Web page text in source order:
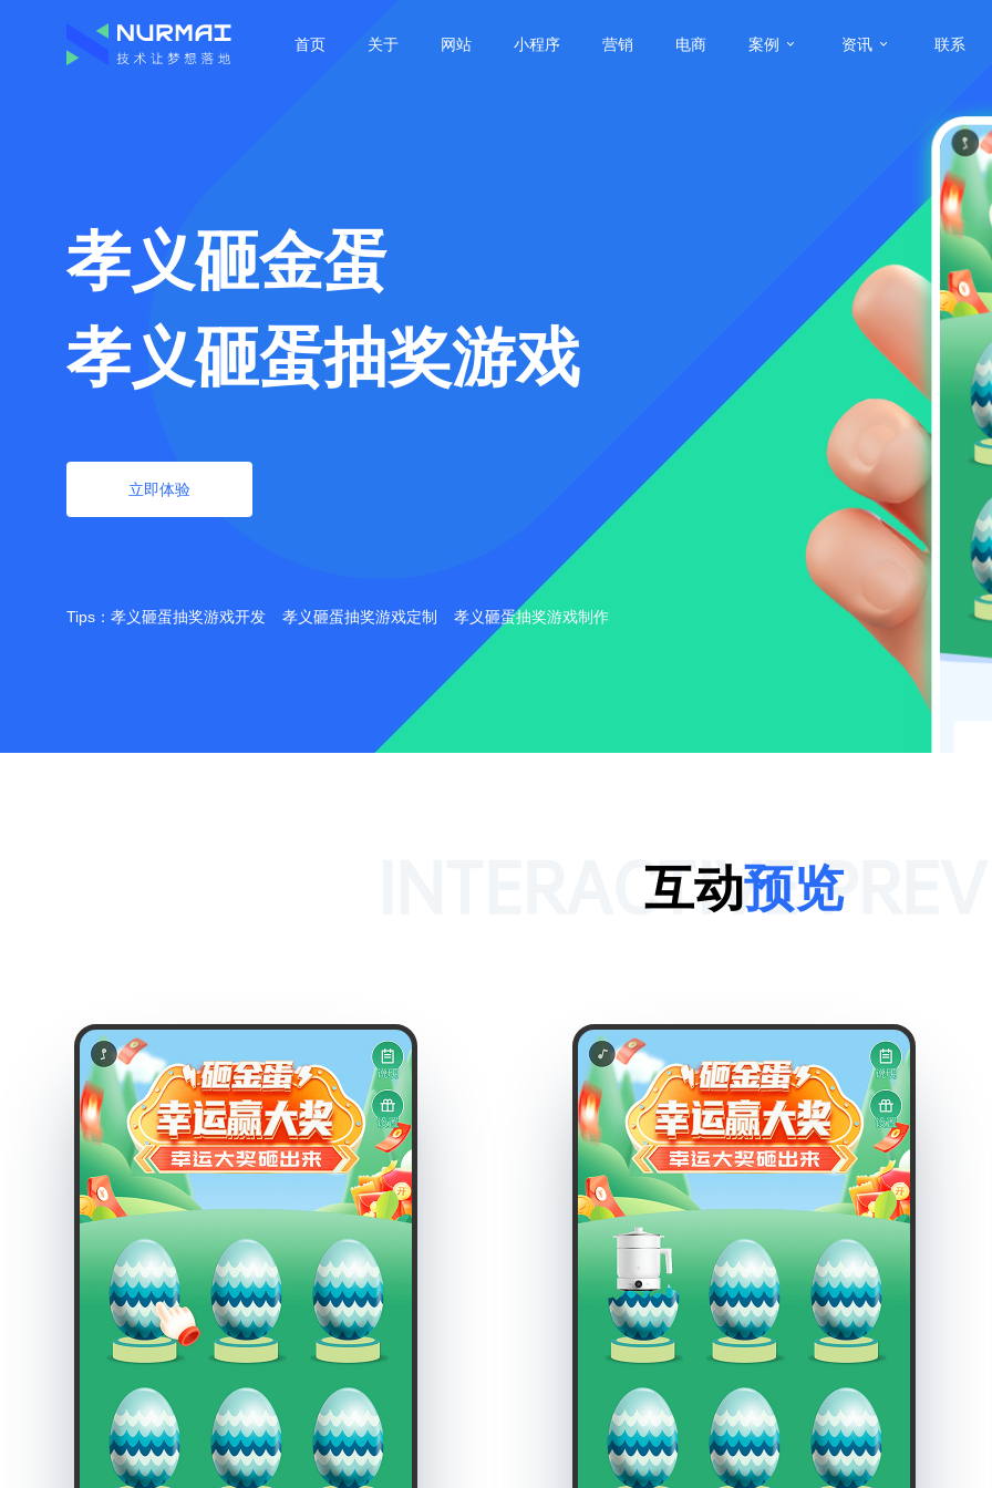
首页 关于 网站 小程序 营销 电商 案例 资讯 联系
孝义砸金蛋
孝义砸蛋抽奖游戏
立即体验
Tips： 孝义砸蛋抽奖游戏开发 孝义砸蛋抽奖游戏定制 孝义砸蛋抽奖游戏制作
互动预览
INTERACTIVE